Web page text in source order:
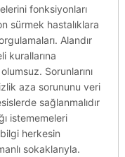
fonksiyonları
sürmek hastalıklara
Alandır
kurallarına
Sorunlarını
aza sorununu veri
sağlanmalıdır
istememeleri
herkesin
sokaklarıyla.